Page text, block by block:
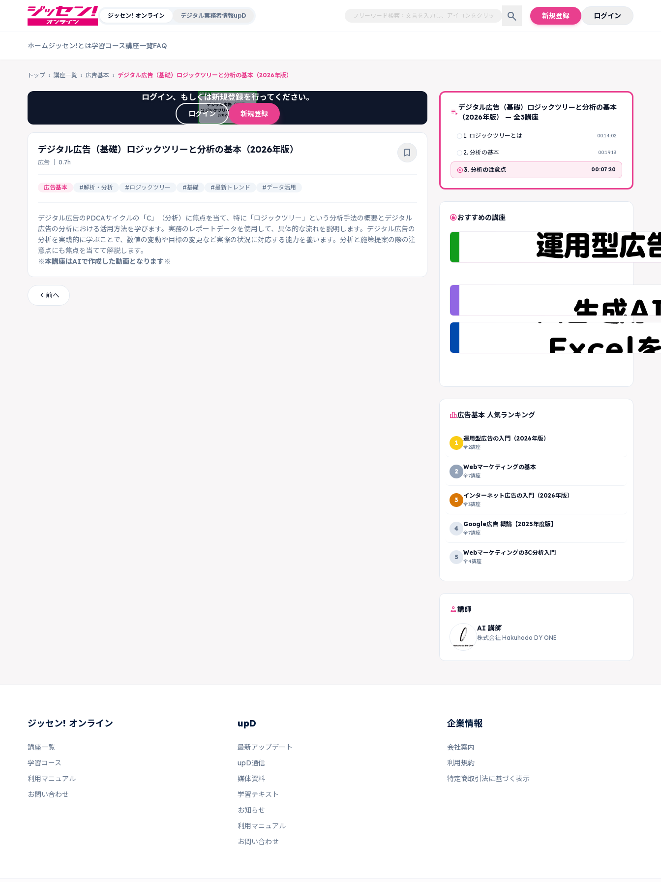
ジッセン! オンライン デジタル実務者情報upD search 新規登録 ログイン
ホームジッセン!とは学習コース講座一覧FAQ
トップ › 講座一覧 › 広告基本 › デジタル広告（基礎）ロジックツリーと分析の基本（2026年版）
ログイン、もしくは新規登録を行ってください。
ログイン 新規登録
デジタル広告（基礎）ロジックツリーと分析の基本（2026年版）
広告 ｜ 0.7h
bookmark_border
広告基本 #解析・分析 #ロジックツリー #基礎 #最新トレンド #データ活用
デジタル広告のPDCAサイクルの「C」（分析）に焦点を当て、特に「ロジックツリー」という分析手法の概要とデジタル
広告の分析における活用方法を学びます。実務のレポートデータを使用して、具体的な流れを説明します。デジタル広告の
分析を実践的に学ぶことで、数値の変動や目標の変更など実際の状況に対応する能力を養います。分析と施策提案の際の注
意点にも焦点を当てて解説します。
※本講座はAIで作成した動画となります※
chevron_left 前へ
playlist_playデジタル広告（基礎）ロジックツリーと分析の基本
（2026年版） — 全3講座
radio_button_unchecked 1. ロジックツリーとは 00:14:02
radio_button_unchecked 2. 分析の基本 00:19:13
play_circle3. 分析の注意点 00:07:20
recommendおすすめの講座
leaderboard広告基本 人気ランキング
1
運用型広告の入門（2026年版）
全2講座
2
Webマーケティングの基本
全7講座
3
インターネット広告の入門（2026年版）
全3講座
4
Google広告 概論【2025年度版】
全7講座
5
Webマーケティングの3C分析入門
全4講座
person講師
AI 講師
株式会社 Hakuhodo DY ONE
ジッセン! オンライン
講座一覧
学習コース
利用マニュアル
お問い合わせ
企業情報
会社案内
利用規約
特定商取引法に基づく表示
upD
最新アップデート
upD通信
媒体資料
学習テキスト
お知らせ
利用マニュアル
お問い合わせ